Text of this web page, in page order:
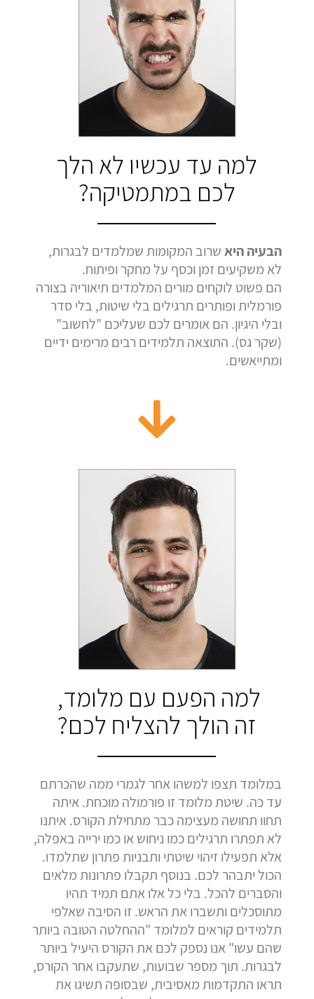
לחץ לצפייה
בהמלצה
לחץ לצפייה
בהמלצה
Hedva Mettoudi
בגרות 3 יחידות
ציון 100
בהמלצה
לחץ לצפייה
בהמלצה
למה עד עכשיו לא הלך
לכם במתמטיקה?
הבעיה היאשרוב המקומות שמלמדים לבגרות,
לא משקיעים זמן וכסף על מחקר ופיתוח.
הם פשוט לוקחים מורים המלמדים תיאוריה בצורה
פורמלית ופותרים תרגילים בלי שיטות, בלי סדר
ובלי היגיון. הם אומרים לכם שעליכם "לחשוב"
(שקר גס). התוצאה תלמידים רבים מרימים ידיים
ומתייאשים.
למה הפעם עם מלומד,
זה הולך להצליח לכם?
במלומד תצפו למשהו אחר לגמרי ממה שהכרתם
עד כה. שיטת מלומד זו פורמולה מוכחת. איתה
תחוו תחושה מעצימה כבר מתחילת הקורס. איתנו
לא תפתרו תרגילים כמו ניחוש או כמו ירייה באפלה,
אלא תפעילו זיהוי שיטתי ותבניות פתרון שתלמדו.
הכול יתבהר לכם. בנוסף תקבלו פתרונות מלאים
והסברים להכל. בלי כל אלו אתם תמיד תהיו
מתוסכלים ותשברו את הראש. זו הסיבה שאלפי
תלמידים קוראים למלומד "ההחלטה הטובה ביותר
שהם עשו" אנו נספק לכם את הקורס היעיל ביותר
לבגרות. תוך מספר שבועות, שתעקבו אחר הקורס,
תראו התקדמות מאסיבית, שבסופה תשיגו את